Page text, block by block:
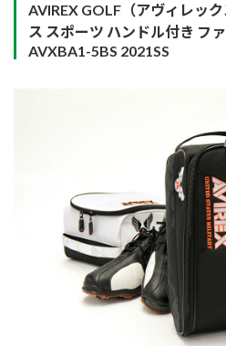
AVIREX GOLF（アヴィレッ
ス スポーツ ハンドル付き フ
AVXBA1-5BS 2021SS